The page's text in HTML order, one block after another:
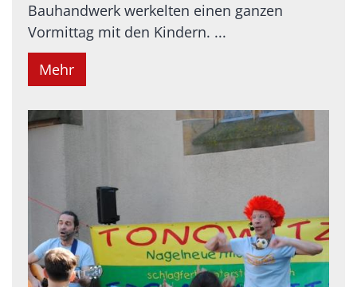
Bauhandwerk werkelten einen ganzen
Vormittag mit den Kindern. ...
Mehr